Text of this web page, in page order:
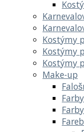
Kostýmy
Kostýmy
Kostýmy
Make-up